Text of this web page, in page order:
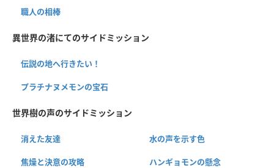
職人の相棒
異世界の渚にてのサイドミッション
伝説の地へ行きたい！
プラチナヌメモンの宝石
世界樹の声のサイドミッション
消えた友達 水の声を示す色
焦燥と決意の攻略 ハンギョモンの懸念